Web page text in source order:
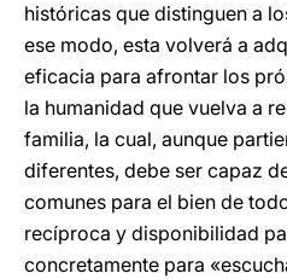
históricas que distinguen a
ese modo, esta volverá a
eficacia para afrontar los
la humanidad que vuelva a
familia, la cual, aunque
diferentes, debe ser capaz
comunes para el bien de
recíproca y disponibilidad
concretamente para